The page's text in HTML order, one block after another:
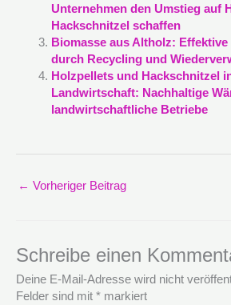
Unternehmen den Umstieg auf
Hackschnitzel schaffen
Biomasse aus Altholz:
durch Recycling und
Holzpellets und Hackschnitzel
Landwirtschaft: Nachhaltige
landwirtschaftliche Betriebe
← Vorheriger Beitrag
Schreibe einen
Deine E-Mail-Adresse wird nicht
Felder sind mit * markiert